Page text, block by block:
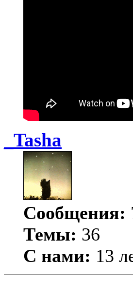
_Tasha
Сообщения:
Темы: 36
С нами: 13